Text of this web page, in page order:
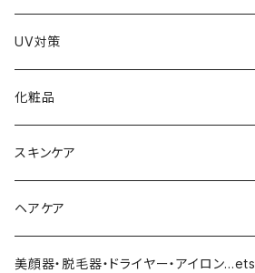
UV対策
化粧品
化粧下地
ファンデーション／パウダー
クッションファンデーション
マスカラ／眉毛／アイシャドー
スキンケア
導入化粧水／化粧水
美容液／アイクリーム
ヘアケア
ヘアシャンプー／トリートメント
美顔器・脱毛器・ドライヤー・アイロン…ets